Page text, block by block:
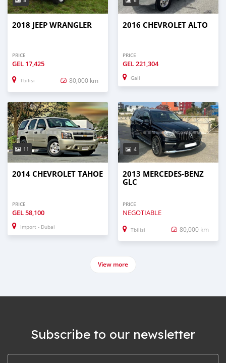
2018 JEEP WRANGLER
PRICE
GEL 17,425
Tbilisi 80,000 km
2016 CHEVROLET ALTO
PRICE
GEL221,304
Gali
11
2014 CHEVROLET TAHOE
PRICE
GEL58,100
Import - Dubai
4
2013 MERCEDES-BENZ
GLC
PRICE
NEGOTIABLE
Tbilisi 80,000 km
View more
Subscribe to our newsletter